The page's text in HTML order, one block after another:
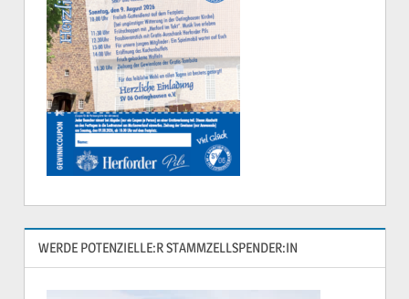
WERDE POTENZIELLE:R STAMMZELLSPENDER:IN